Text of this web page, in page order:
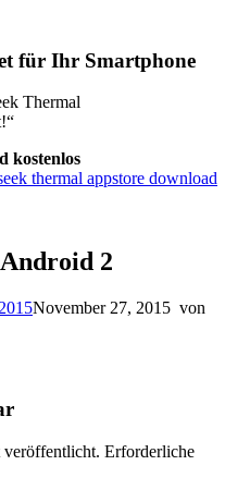
für Ihr Smartphone
Thermal
kostenlos
2
November 27, 2015 von
Erforderliche